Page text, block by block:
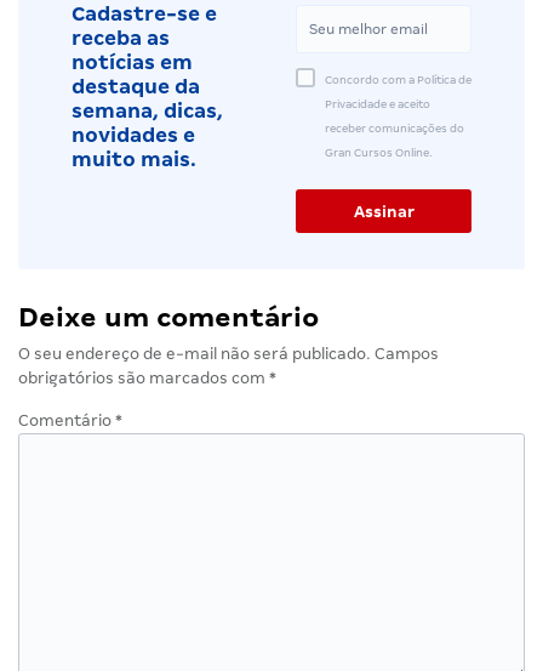
Cadastre-se e
receba as
notícias em
destaque da
semana, dicas,
novidades e
muito mais.
Concordo com a Política de
Privacidade e aceito
receber comunicações do
Gran Cursos Online.
Deixe um comentário
O seu endereço de e-mail não será publicado. Campos
obrigatórios são marcados com *
Comentário *